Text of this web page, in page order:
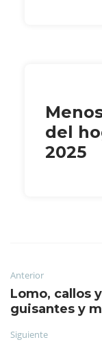
del
2025
Anterior
Lomo, callos
guisantes y
Siguiente